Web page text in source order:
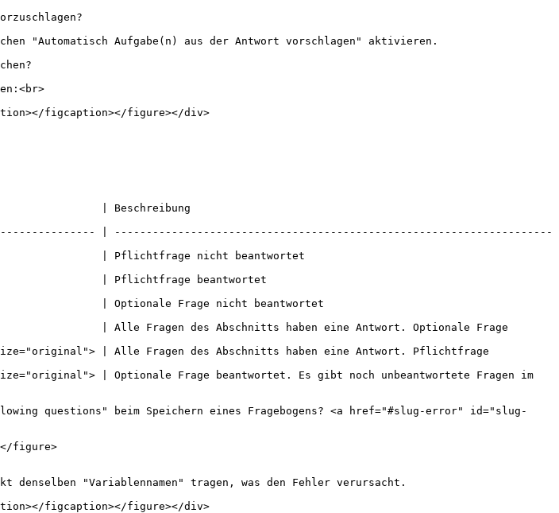
"Automatisch Aufgabe(n) aus der Antwort vorschlagen" aktivieren.
figcaption></figure></div>
| Beschreibung
| ---------------------------------------------------------------------
| Pflichtfrage nicht beantwortet
| Pflichtfrage beantwortet
| Optionale Frage nicht beantwortet
| Alle Fragen des Abschnitts haben eine Antwort. Optionale Frage
| Alle Fragen des Abschnitts haben eine Antwort. Pflichtfrage
| Optionale Frage beantwortet. Es gibt noch unbeantwortete Fragen im
questions" beim Speichern eines Fragebogens? <a href="#slug-error" id="slug-
figure>
denselben "Variablennamen" tragen, was den Fehler verursacht.
figcaption></figure></div>